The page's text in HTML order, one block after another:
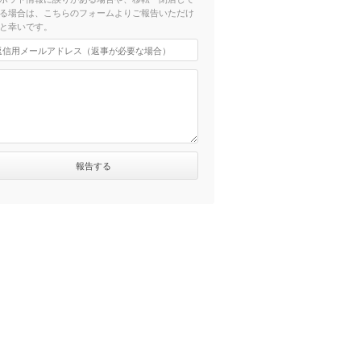
場合は、こちらのフォームよりご報告いただけ
幸いです。